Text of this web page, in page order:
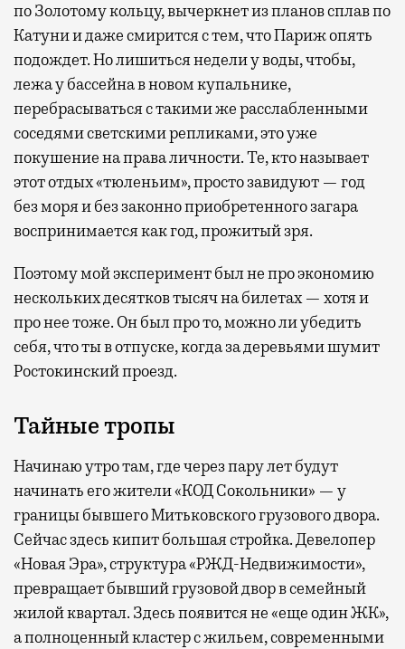
по Золотому кольцу, вычеркнет из планов сплав по
Катуни и даже смирится с тем, что Париж опять
подождет. Но лишиться недели у воды, чтобы,
лежа у бассейна в новом купальнике,
перебрасываться с такими же расслабленными
соседями светскими репликами, это уже
покушение на права личности. Те, кто называет
этот отдых «тюленьим», просто завидуют — год
без моря и без законно приобретенного загара
воспринимается как год, прожитый зря.
Поэтому мой эксперимент был не про экономию
нескольких десятков тысяч на билетах — хотя и
про нее тоже. Он был про то, можно ли убедить
себя, что ты в отпуске, когда за деревьями шумит
Ростокинский проезд.
Тайные тропы
Начинаю утро там, где через пару лет будут
начинать его жители «КОД Сокольники» — у
границы бывшего Митьковского грузового двора.
Сейчас здесь кипит большая стройка. Девелопер
«Новая Эра», структура «РЖД-Недвижимости»,
превращает бывший грузовой двор в семейный
жилой квартал. Здесь появится не «еще один ЖК»,
а полноценный кластер с жильем, современными